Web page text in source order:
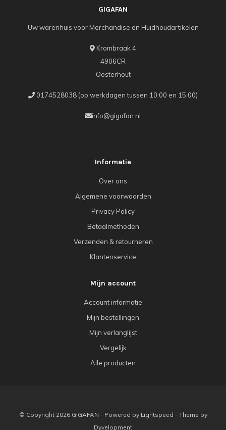
GIGAFAN
Uw warenhuis voor Merchandise en Huidhoudartikelen
Krombraak 4
4906CR
Oosterhout
0174528038 (op werkdagen tussen 10:00 en 15:00)
info@gigafan.nl
Informatie
Over ons
Algemene voorwaarden
Privacy Policy
Betaalmethoden
Verzenden & retourneren
Klantenservice
Mijn account
Account informatie
Mijn bestellingen
Mijn verlanglijst
Vergelijk
Alle producten
© Copyright 2026 GIGAFAN - Powered by Lightspeed - Theme by
Dyvelopment